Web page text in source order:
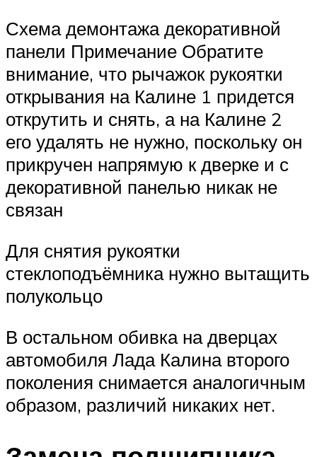
Схема демонтажа декоративной
панели Примечание Обратите
внимание, что рычажок рукоятки
открывания на Калине 1 придется
открутить и снять, а на Калине 2
его удалять не нужно, поскольку он
прикручен напрямую к дверке и с
декоративной панелью никак не
связан
Для снятия рукоятки
стеклоподъёмника нужно вытащить
полукольцо
В остальном обивка на дверцах
автомобиля Лада Калина второго
поколения снимается аналогичным
образом, различий никаких нет.